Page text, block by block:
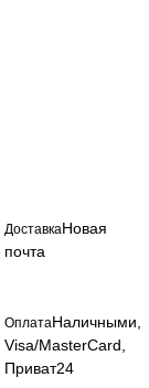
ДоставкаНовая
почта
ОплатаНаличными,
Visa/MasterCard,
Приват24